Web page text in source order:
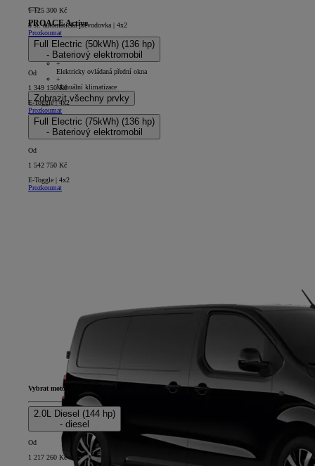
PROACE Active
5D - Panel Van L2
+
Tříramenný volant - uretanový
+
Elektricky ovládaná přední okna
+
Manuální klimatizace
Zobrazit všechny prvky
1 125 300 Kč
8 st. automatická převodovka | 4x2
Prozkoumat
Full Electric (50kWh) (136 hp)
- Bateriový elektromobil
Od
1 349 150 Kč
E-Toggle | 4x2
Prozkoumat
Full Electric (75kWh) (136 hp)
- Bateriový elektromobil
Od
1 542 750 Kč
E-Toggle | 4x2
Prozkoumat
Vybrat motor
2.0L Diesel (144 hp)
- diesel
Od
1 217 260 Kč